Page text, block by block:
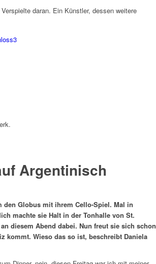
daran. Ein Künstler, dessen weitere
Argentinisch
Globus mit ihrem Cello-Spiel. Mal in
machte sie Halt in der Tonhalle von St.
diesem Abend dabei. Nun freut sie sich schon
kommt. Wieso das so ist, beschreibt Daniela